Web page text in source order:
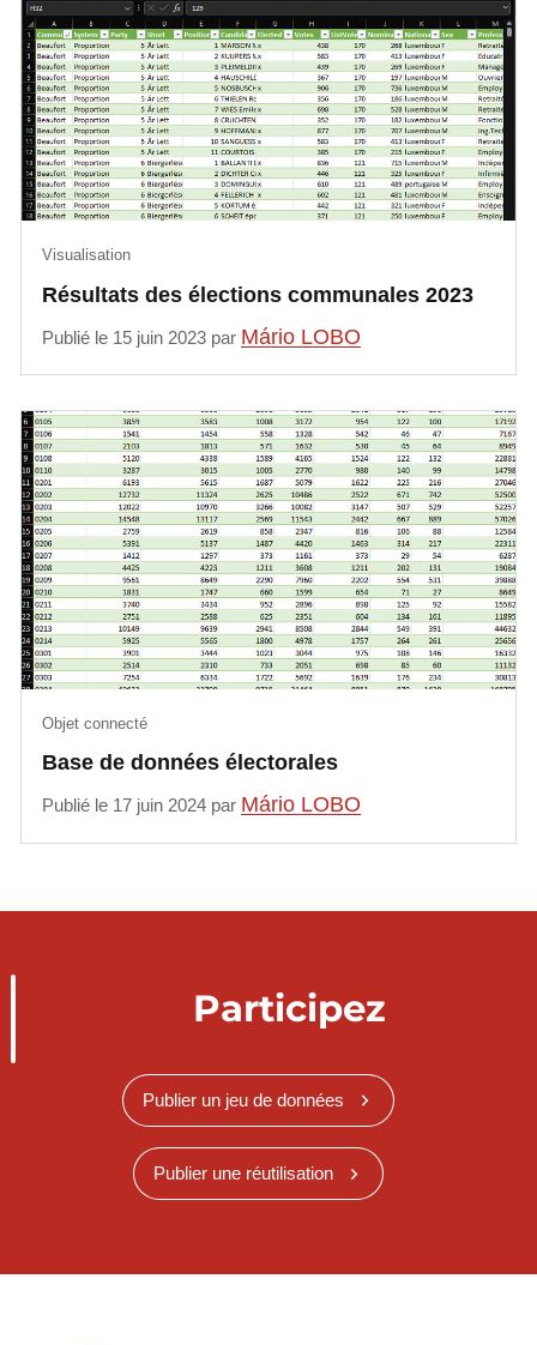
Résultats des élections communales 2023
Visualisation
Publié le 15 juin 2023 par Mário LOBO
Base de données électorales
Objet connecté
Publié le 17 juin 2024 par Mário LOBO
Participez
Publier un jeu de données
Publier une réutilisation